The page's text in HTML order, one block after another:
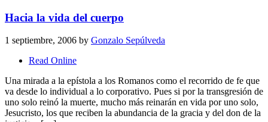
Hacia la vida del cuerpo
1 septiembre, 2006 by Gonzalo Sepúlveda
Read Online
Una mirada a la epístola a los Romanos como el recorrido de fe que
va desde lo individual a lo corporativo. Pues si por la transgresión de
uno solo reinó la muerte, mucho más reinarán en vida por uno solo,
Jesucristo, los que reciben la abundancia de la gracia y del don de la